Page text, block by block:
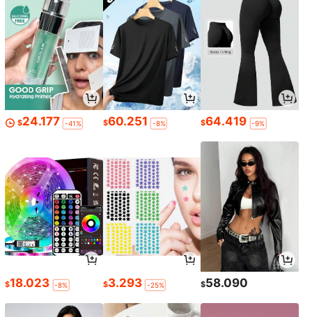
$24.177 -41% $60.251 -8% $64.419 -9%
$18.023 -8% $3.293 -25% $58.090